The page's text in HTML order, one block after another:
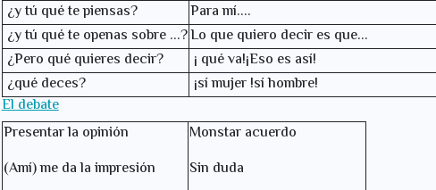
¿ytú qué te piensas?
Para mí....
¿ytú qué te openas sobre ...?Lo que quiero decir es que...
¿Pero qué quieres decir?
¡ qué va!¡Eso es así!
¿qué deces?
¡sí mujer !sí hombre!
El debate
Presentar la opinión
(Amí) me da la impresión
Monstar acuerdo
Sin duda